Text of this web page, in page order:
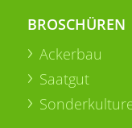
BROSCHÜREN
Ackerbau
Saatgut